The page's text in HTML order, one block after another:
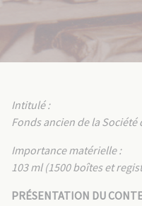
Intitulé :
Fonds ancien de la
Importance matérielle :
103 ml (1500 boîtes et
PRÉSENTATION DU